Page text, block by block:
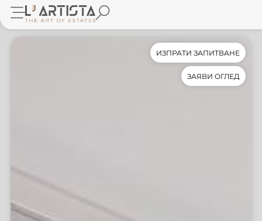
ИЗПРАТИ ЗАПИТВАНЕ
ЗАЯВИ ОГЛЕД